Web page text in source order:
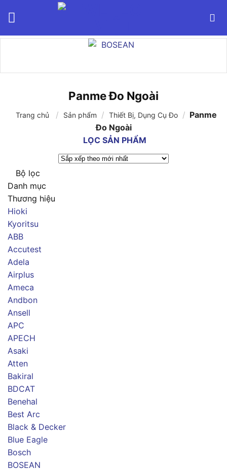
Panme Đo Ngoài
Trang chủ / Sản phẩm / Thiết Bị, Dụng Cụ Đo / Panme
Đo Ngoài
LỌC SẢN PHẨM
Bộ lọc
Danh mục
Thương hiệu
Hioki
Kyoritsu
ABB
Accutest
Adela
Airplus
Ameca
Andbon
Ansell
APC
APECH
Asaki
Atten
Bakiral
BDCAT
Benehal
Best Arc
Black & Decker
Blue Eagle
Bosch
BOSEAN